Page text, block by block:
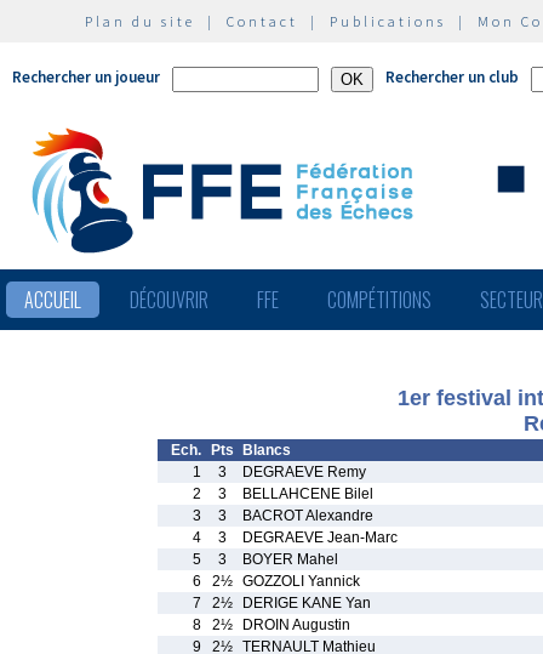
Plan du site | Contact | Publications | Mon
Rechercher un joueur Rechercher un club
ACCUEIL DÉCOUVRIR FFE COMPÉTITIONS
1er festival
Ech. Pts
Blancs
1
3
DEGRAEVE Remy
2
3
BELLAHCENE Bilel
3
3
BACROT Alexandre
4
3
DEGRAEVE Jean-Marc
5
3
BOYER Mahel
6
2½
GOZZOLI Yannick
7
2½
DERIGE KANE Yan
8
2½
DROIN Augustin
9
2½
TERNAULT Mathieu